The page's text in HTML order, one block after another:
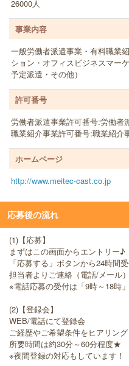
26000人
事業内容
一般労働者派遣事業・有料職業
ション・オフィスビジネスマー
予定派遣・その他）
許可番号
労働者派遣事業許可番号:労働者
職業紹介事業許可番号:職業紹介
ホームページ
http://www.meitec-cast.co.jp
応募後の流れ
(1)【応募】
まずはこの画面からエントリー♪
「応募する」ボタンから24時間受
担当者よりご連絡（電話/メール
※電話応募の受付は「9時～18時」
(2)【登録会】
WEB/電話にて登録会
ご経歴やご希望条件をヒアリング
所要時間は約30分～60分程度★
※夜間登録の対応もしています！